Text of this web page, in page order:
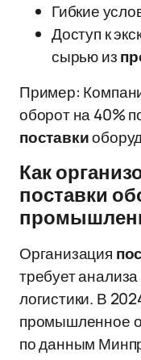
Гибкие
Доступ к
сырью из
Пример:
оборот на 40%
поставки
Как
поставки
Организация
требует
логистики. В
промышленное
по данным